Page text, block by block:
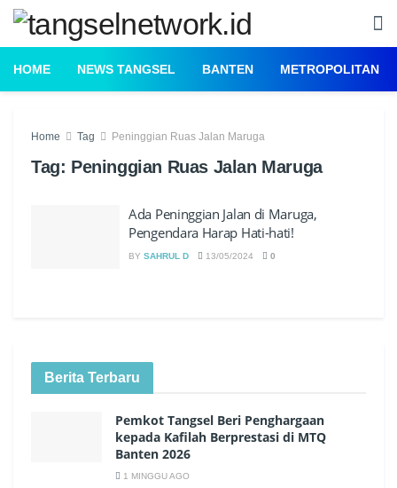
HOME NEWS TANGSEL BANTEN METROPOLITAN
Home Tag Peninggian Ruas Jalan Maruga
Tag: Peninggian Ruas Jalan Maruga
Ada Peninggian Jalan di Maruga,
Pengendara Harap Hati-hati!
BY SAHRUL D 13/05/2024 0
Berita Terbaru
Pemkot Tangsel Beri Penghargaan
kepada Kafilah Berprestasi di MTQ
Banten 2026
1 MINGGU AGO